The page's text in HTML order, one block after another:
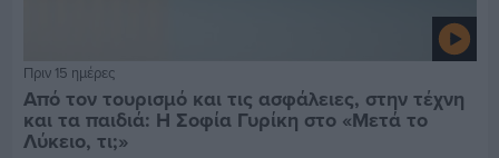
Πριν 15 ημέρες
Από τον τουρισμό και τις ασφάλειες, στην τέχνη
και τα παιδιά: Η Σοφία Γυρίκη στο «Μετά το
Λύκειο, τι;»